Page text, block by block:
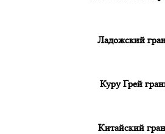
Ладожский
Куру Грей
Китайский